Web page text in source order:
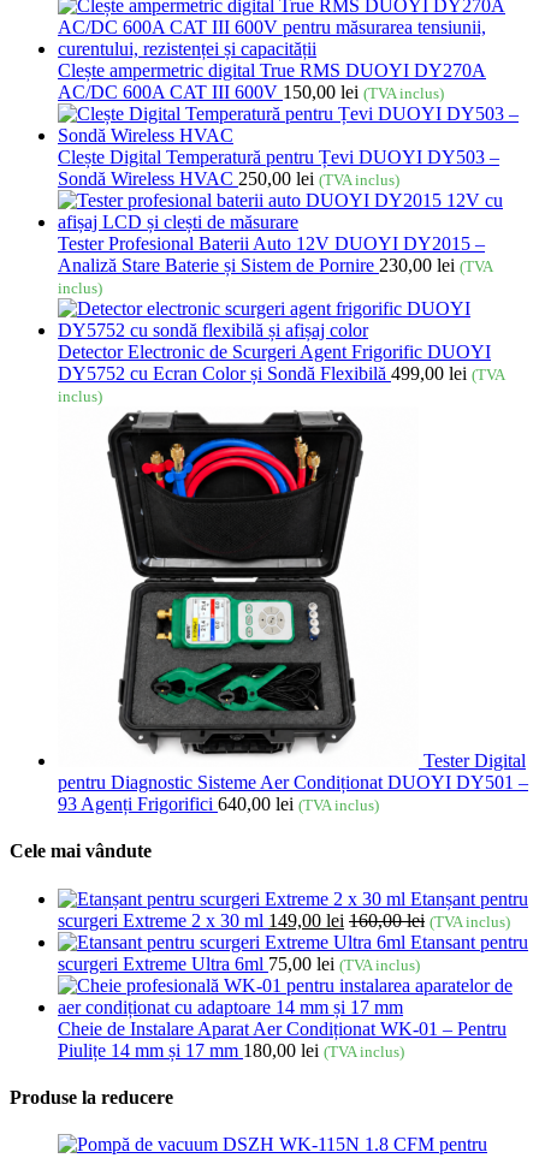
Clește ampermetric digital True RMS DUOYI DY270A
AC/DC 600A CAT III 600V 150,00 lei (TVA inclus)
Clește Digital Temperatură pentru Țevi DUOYI DY503 –
Sondă Wireless HVAC 250,00 lei (TVA inclus)
Tester Profesional Baterii Auto 12V DUOYI DY2015 –
Analiză Stare Baterie și Sistem de Pornire 230,00 lei (TVA
inclus)
Detector Electronic de Scurgeri Agent Frigorific DUOYI
DY5752 cu Ecran Color și Sondă Flexibilă 499,00 lei (TVA
inclus)
Tester Digital
pentru Diagnostic Sisteme Aer Condiționat DUOYI DY501 –
93 Agenți Frigorifici 640,00 lei (TVA inclus)
Cele mai vândute
Etanșant pentru
scurgeri Extreme 2 x 30 ml 149,00 lei 160,00lei (TVA inclus)
Etansant pentru
scurgeri Extreme Ultra 6ml 75,00 lei (TVA inclus)
Cheie de Instalare Aparat Aer Condiționat WK-01 – Pentru
Piulițe 14 mm și 17 mm 180,00 lei (TVA inclus)
Produse la reducere